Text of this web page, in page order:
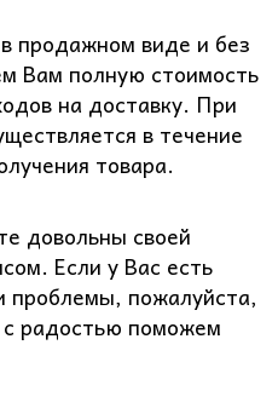
продажном виде и без
Вам полную стоимость
на доставку. При
в течение
товара.
довольны своей
Если у Вас есть
проблемы, пожалуйста,
радостью поможем